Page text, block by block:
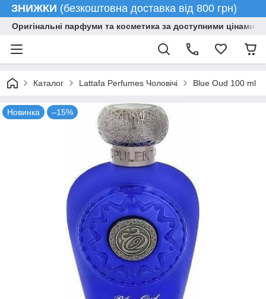
ЗНИЖКИ (безкоштовна доставка від 800 грн)
Оригінальні парфуми та косметика за доступними цінами
Каталог Lattafa Perfumes Чоловічі Blue Oud 100 ml
Новинка –15%